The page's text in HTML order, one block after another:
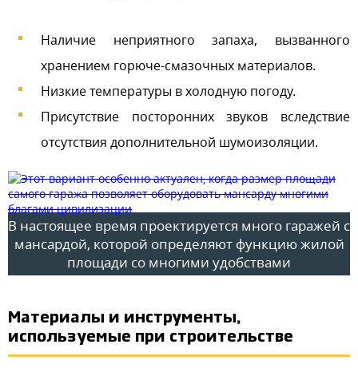
Наличие неприятного запаха, вызванного
хранением горюче-смазочных материалов.
Низкие температуры в холодную погоду.
Присутствие посторонних звуков вследствие
отсутствия дополнительной шумоизоляции.
В настоящее время проектируется много гаражей с
мансардой, которой определяют функцию жилой
площади со многими удобствами
Материалы и инструменты,
используемые при строительстве